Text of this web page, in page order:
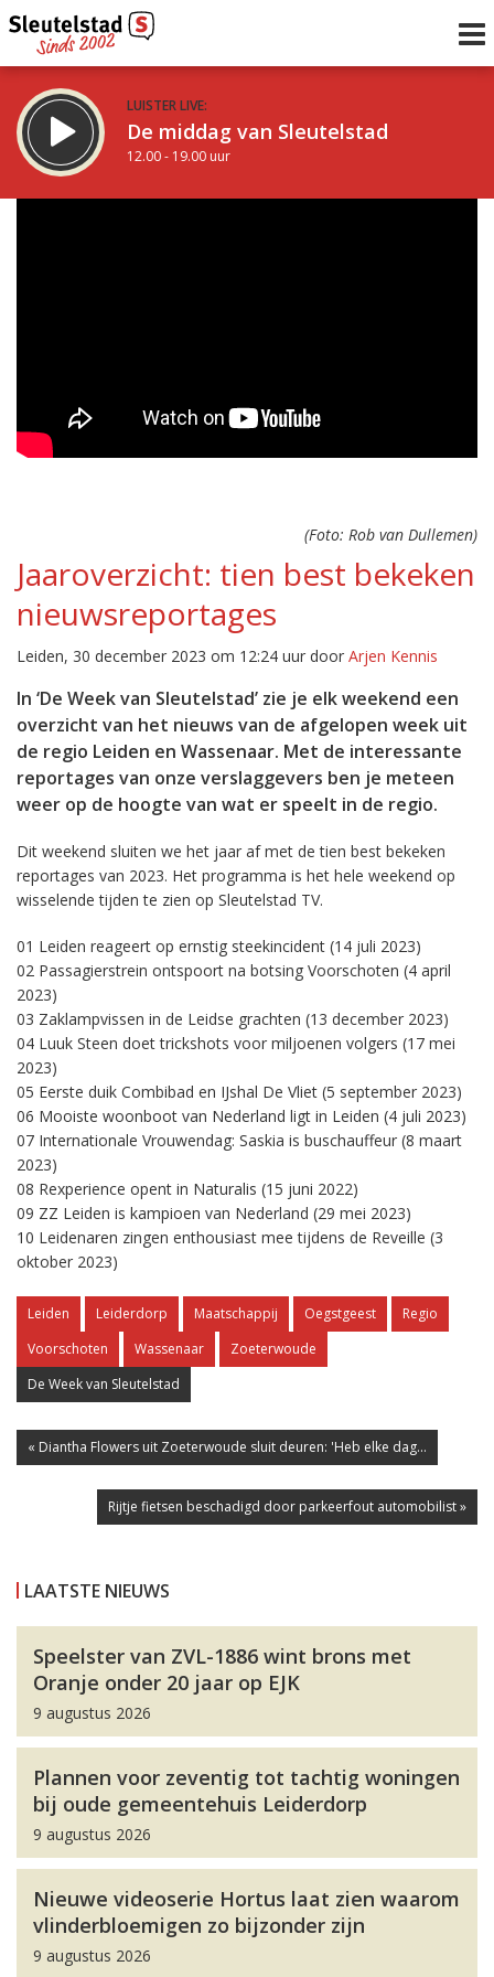
LUISTER LIVE:
De middag van Sleutelstad
12.00 - 19.00 uur
(Foto: Rob van Dullemen)
Jaaroverzicht: tien best bekeken
nieuwsreportages
Leiden, 30 december 2023 om 12:24 uur door Arjen Kennis
In ‘De Week van Sleutelstad’ zie je elk weekend een
overzicht van het nieuws van de afgelopen week uit
de regio Leiden en Wassenaar. Met de interessante
reportages van onze verslaggevers ben je meteen
weer op de hoogte van wat er speelt in de regio.
Dit weekend sluiten we het jaar af met de tien best bekeken
reportages van 2023. Het programma is het hele weekend op
wisselende tijden te zien op Sleutelstad TV.
01 Leiden reageert op ernstig steekincident (14 juli 2023)
02 Passagierstrein ontspoort na botsing Voorschoten (4 april
2023)
03 Zaklampvissen in de Leidse grachten (13 december 2023)
04 Luuk Steen doet trickshots voor miljoenen volgers (17 mei
2023)
05 Eerste duik Combibad en IJshal De Vliet (5 september 2023)
06 Mooiste woonboot van Nederland ligt in Leiden (4 juli 2023)
07 Internationale Vrouwendag: Saskia is buschauffeur (8 maart
2023)
08 Rexperience opent in Naturalis (15 juni 2022)
09 ZZ Leiden is kampioen van Nederland (29 mei 2023)
10 Leidenaren zingen enthousiast mee tijdens de Reveille (3
oktober 2023)
Leiden Leiderdorp Maatschappij Oegstgeest
Regio
Voorschoten
Wassenaar
Zoeterwoude
De Week van Sleutelstad
« Diantha Flowers uit Zoeterwoude sluit deuren: 'Heb elke dag...
Rijtje fietsen beschadigd door parkeerfout automobilist »
LAATSTE NIEUWS
Speelster van ZVL-1886 wint brons met
Oranje onder 20 jaar op EJK
9 augustus 2026
Plannen voor zeventig tot tachtig woningen
bij oude gemeentehuis Leiderdorp
9 augustus 2026
Nieuwe videoserie Hortus laat zien waarom
vlinderbloemigen zo bijzonder zijn
9 augustus 2026